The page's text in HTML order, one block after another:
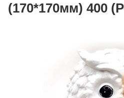
(170*170мм) 400